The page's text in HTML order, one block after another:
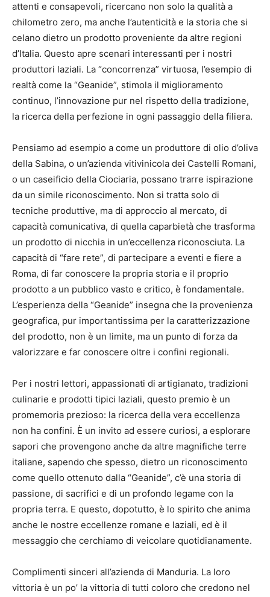
attenti e consapevoli, ricercano non solo la qualità a
chilometro zero, ma anche l’autenticità e la storia che si
celano dietro un prodotto proveniente da altre regioni
d’Italia. Questo apre scenari interessanti per i nostri
produttori laziali. La “concorrenza” virtuosa, l’esempio di
realtà come la “Geanide”, stimola il miglioramento
continuo, l’innovazione pur nel rispetto della tradizione,
la ricerca della perfezione in ogni passaggio della filiera.
Pensiamo ad esempio a come un produttore di olio d’oliva
della Sabina, o un’azienda vitivinicola dei Castelli Romani,
o un caseificio della Ciociaria, possano trarre ispirazione
da un simile riconoscimento. Non si tratta solo di
tecniche produttive, ma di approccio al mercato, di
capacità comunicativa, di quella caparbietà che trasforma
un prodotto di nicchia in un’eccellenza riconosciuta. La
capacità di “fare rete”, di partecipare a eventi e fiere a
Roma, di far conoscere la propria storia e il proprio
prodotto a un pubblico vasto e critico, è fondamentale.
L’esperienza della “Geanide” insegna che la provenienza
geografica, pur importantissima per la caratterizzazione
del prodotto, non è un limite, ma un punto di forza da
valorizzare e far conoscere oltre i confini regionali.
Per i nostri lettori, appassionati di artigianato, tradizioni
culinarie e prodotti tipici laziali, questo premio è un
promemoria prezioso: la ricerca della vera eccellenza
non ha confini. È un invito ad essere curiosi, a esplorare
sapori che provengono anche da altre magnifiche terre
italiane, sapendo che spesso, dietro un riconoscimento
come quello ottenuto dalla “Geanide”, c’è una storia di
passione, di sacrifici e di un profondo legame con la
propria terra. E questo, dopotutto, è lo spirito che anima
anche le nostre eccellenze romane e laziali, ed è il
messaggio che cerchiamo di veicolare quotidianamente.
Complimenti sinceri all’azienda di Manduria. La loro
vittoria è un po’ la vittoria di tutti coloro che credono nel